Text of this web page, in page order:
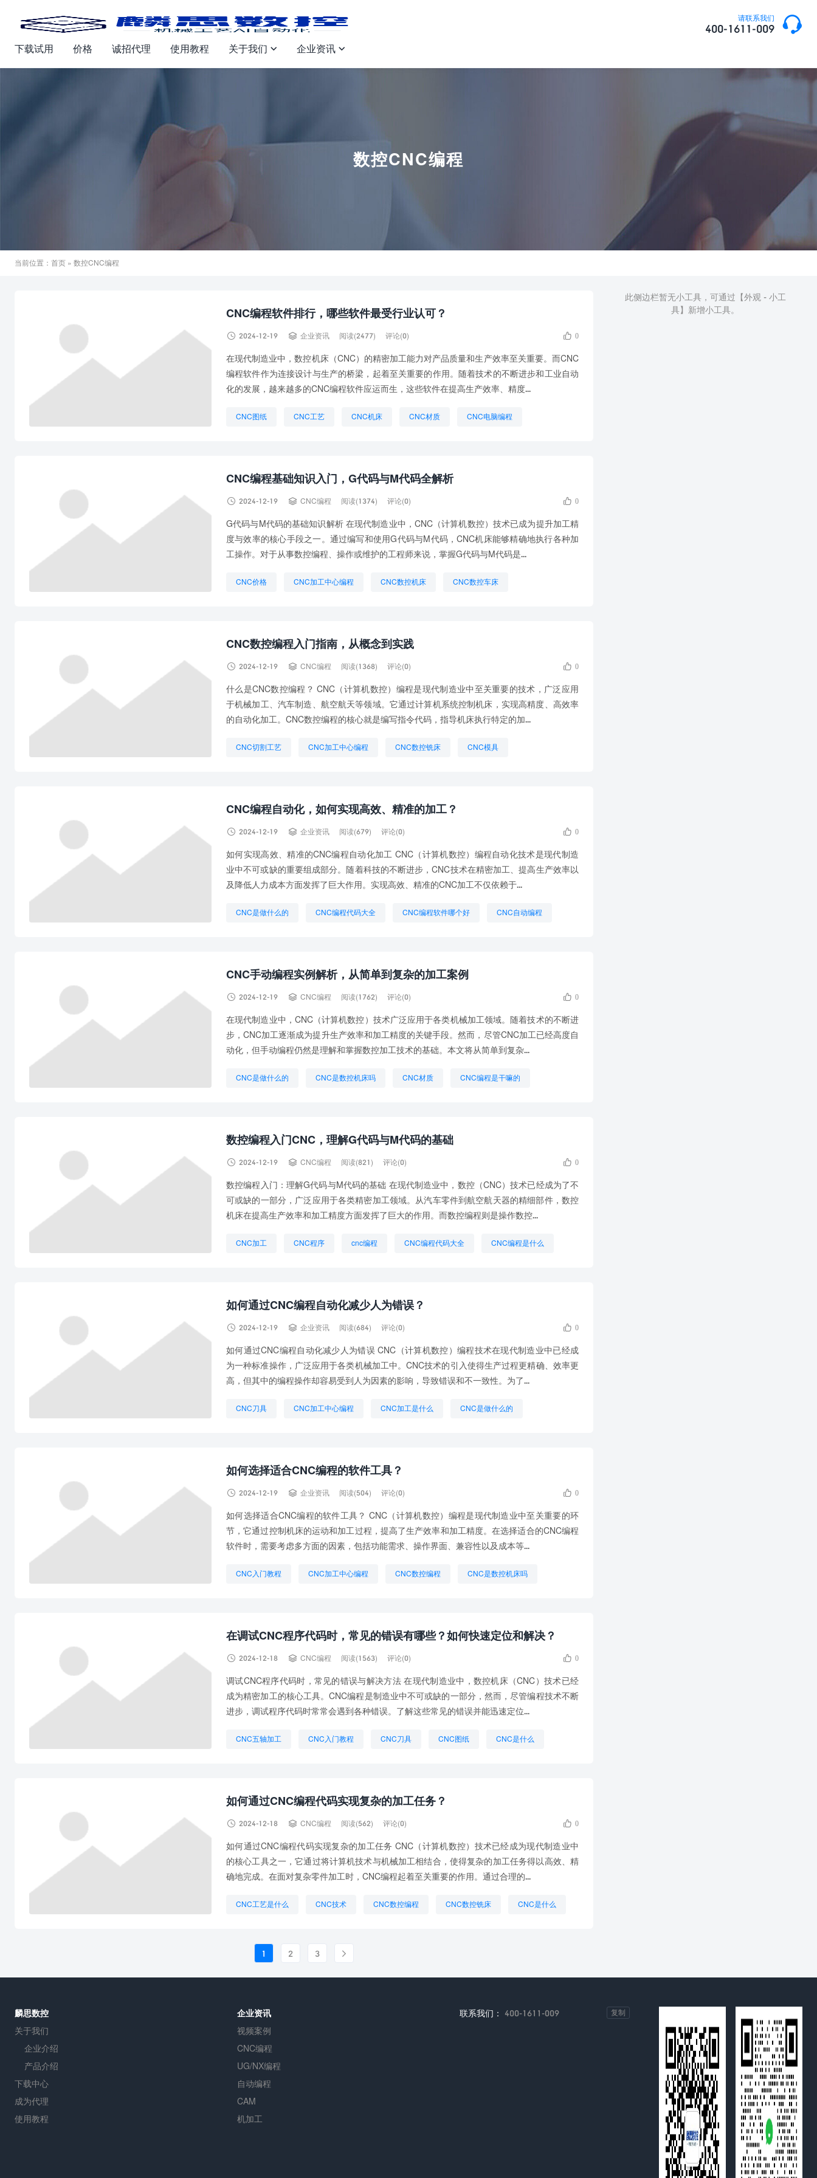
请联系我们
400-1611-009 
下载试用 价格 诚招代理 使用教程 关于我们  企业资讯 
数控CNC编程
当前位置： 首页 » 数控CNC编程
CNC编程软件排行，哪些软件最受行业认可？
 2024-12-19  企业资讯 阅读(2477) 评论(0)  0
在现代制造业中，数控机床（CNC）的精密加工能力对产品质量和生产效率至关重要。而CNC
编程软件作为连接设计与生产的桥梁，起着至关重要的作用。随着技术的不断进步和工业自动
化的发展，越来越多的CNC编程软件应运而生，这些软件在提高生产效率、精度...
CNC图纸 CNC工艺 CNC机床 CNC材质 CNC电脑编程
CNC编程基础知识入门，G代码与M代码全解析
 2024-12-19  CNC编程 阅读(1374) 评论(0)  0
G代码与M代码的基础知识解析 在现代制造业中，CNC（计算机数控）技术已成为提升加工精
度与效率的核心手段之一。通过编写和使用G代码与M代码，CNC机床能够精确地执行各种加
工操作。对于从事数控编程、操作或维护的工程师来说，掌握G代码与M代码是...
CNC价格 CNC加工中心编程 CNC数控机床 CNC数控车床
CNC数控编程入门指南，从概念到实践
 2024-12-19  CNC编程 阅读(1368) 评论(0)  0
什么是CNC数控编程？ CNC（计算机数控）编程是现代制造业中至关重要的技术，广泛应用
于机械加工、汽车制造、航空航天等领域。它通过计算机系统控制机床，实现高精度、高效率
的自动化加工。CNC数控编程的核心就是编写指令代码，指导机床执行特定的加...
CNC切割工艺 CNC加工中心编程 CNC数控铣床 CNC模具
CNC编程自动化，如何实现高效、精准的加工？
 2024-12-19  企业资讯 阅读(679) 评论(0)  0
如何实现高效、精准的CNC编程自动化加工 CNC（计算机数控）编程自动化技术是现代制造
业中不可或缺的重要组成部分。随着科技的不断进步，CNC技术在精密加工、提高生产效率以
及降低人力成本方面发挥了巨大作用。实现高效、精准的CNC加工不仅依赖于...
CNC是做什么的 CNC编程代码大全 CNC编程软件哪个好 CNC自动编程
CNC手动编程实例解析，从简单到复杂的加工案例
 2024-12-19  CNC编程 阅读(1762) 评论(0)  0
在现代制造业中，CNC（计算机数控）技术广泛应用于各类机械加工领域。随着技术的不断进
步，CNC加工逐渐成为提升生产效率和加工精度的关键手段。然而，尽管CNC加工已经高度自
动化，但手动编程仍然是理解和掌握数控加工技术的基础。本文将从简单到复杂...
CNC是做什么的 CNC是数控机床吗 CNC材质 CNC编程是干嘛的
数控编程入门CNC，理解G代码与M代码的基础
 2024-12-19  CNC编程 阅读(821) 评论(0)  0
数控编程入门：理解G代码与M代码的基础 在现代制造业中，数控（CNC）技术已经成为了不
可或缺的一部分，广泛应用于各类精密加工领域。从汽车零件到航空航天器的精细部件，数控
机床在提高生产效率和加工精度方面发挥了巨大的作用。而数控编程则是操作数控...
CNC加工 CNC程序 cnc编程 CNC编程代码大全 CNC编程是什么
如何通过CNC编程自动化减少人为错误？
 2024-12-19  企业资讯 阅读(684) 评论(0)  0
如何通过CNC编程自动化减少人为错误 CNC（计算机数控）编程技术在现代制造业中已经成
为一种标准操作，广泛应用于各类机械加工中。CNC技术的引入使得生产过程更精确、效率更
高，但其中的编程操作却容易受到人为因素的影响，导致错误和不一致性。为了...
CNC刀具 CNC加工中心编程 CNC加工是什么 CNC是做什么的
如何选择适合CNC编程的软件工具？
 2024-12-19  企业资讯 阅读(504) 评论(0)  0
如何选择适合CNC编程的软件工具？ CNC（计算机数控）编程是现代制造业中至关重要的环
节，它通过控制机床的运动和加工过程，提高了生产效率和加工精度。在选择适合的CNC编程
软件时，需要考虑多方面的因素，包括功能需求、操作界面、兼容性以及成本等...
CNC入门教程 CNC加工中心编程 CNC数控编程 CNC是数控机床吗
在调试CNC程序代码时，常见的错误有哪些？如何快速定位和解决？
 2024-12-18  CNC编程 阅读(1563) 评论(0)  0
调试CNC程序代码时，常见的错误与解决方法 在现代制造业中，数控机床（CNC）技术已经
成为精密加工的核心工具。CNC编程是制造业中不可或缺的一部分，然而，尽管编程技术不断
进步，调试程序代码时常常会遇到各种错误。了解这些常见的错误并能迅速定位...
CNC五轴加工 CNC入门教程 CNC刀具 CNC图纸 CNC是什么
如何通过CNC编程代码实现复杂的加工任务？
 2024-12-18  CNC编程 阅读(562) 评论(0)  0
如何通过CNC编程代码实现复杂的加工任务 CNC（计算机数控）技术已经成为现代制造业中
的核心工具之一，它通过将计算机技术与机械加工相结合，使得复杂的加工任务得以高效、精
确地完成。在面对复杂零件加工时，CNC编程起着至关重要的作用。通过合理的...
CNC工艺是什么 CNC技术 CNC数控编程 CNC数控铣床 CNC是什么
数控CNC编程
1 2 3 
此侧边栏暂无小工具，可通过【外观 - 小工
具】新增小工具。
麟思数控
关于我们
企业介绍
产品介绍
下载中心
成为代理
使用教程
企业资讯
视频案例
CNC编程
UG/NX编程
自动编程
CAM
机加工
联系我们： 400-1611-009 复制